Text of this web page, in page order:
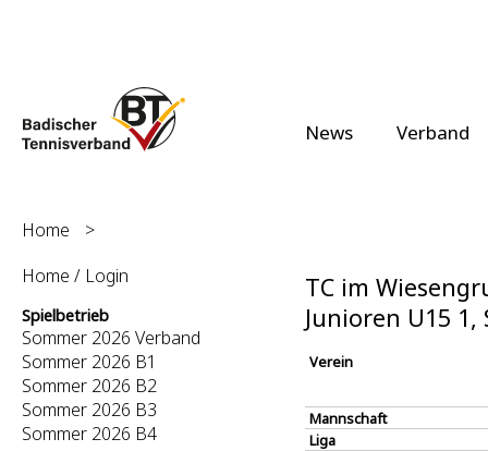
News Verband
Home
>
Home / Login
Spielbetrieb
Sommer 2026 Verband
Sommer 2026 B1
Sommer 2026 B2
Sommer 2026 B3
Sommer 2026 B4
TC im
Junioren U15 1,
Verein
Mannschaft
Liga